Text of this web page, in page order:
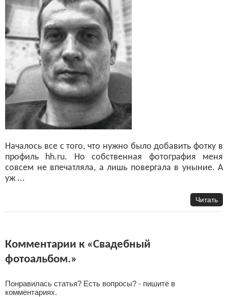
Началось все с того, что нужно было добавить фотку в
профиль hh.ru. Но собственная фотография меня
совсем не впечатляла, а лишь повергала в уныние. А
уж ...
Читать
Комментарии к «Свадебный
фотоальбом.»
Понравилась статья? Есть вопросы? - пишите в
комментариях.